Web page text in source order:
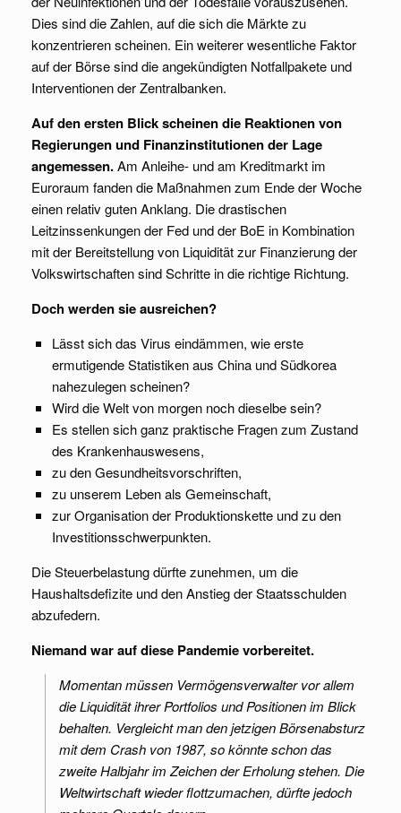
Dies sind die Zahlen, auf die sich die Märkte zu
konzentrieren scheinen. Ein weiterer wesentliche Faktor
auf der Börse sind die angekündigten Notfallpakete und
Interventionen der Zentralbanken.
Auf den ersten Blick scheinen die Reaktionen von
Regierungen und Finanzinstitutionen der Lage
angemessen.Am Anleihe- und am Kreditmarkt im
Euroraum fanden die Maßnahmen zum Ende der Woche
einen relativ guten Anklang. Die drastischen
Leitzinssenkungen der Fed und der BoE in Kombination
mit der Bereitstellung von Liquidität zur Finanzierung der
Volkswirtschaften sind Schritte in die richtige Richtung.
Doch werden sie ausreichen?
Lässt sich das Virus eindämmen, wie erste
ermutigende Statistiken aus China und Südkorea
nahezulegen scheinen?
Wird die Welt von morgen noch dieselbe sein?
Es stellen sich ganz praktische Fragen zum Zustand
des Krankenhauswesens,
zu den Gesundheitsvorschriften,
zu unserem Leben als Gemeinschaft,
zur Organisation der Produktionskette und zu den
Investitionsschwerpunkten.
Die Steuerbelastung dürfte zunehmen, um die
Haushaltsdefizite und den Anstieg der Staatsschulden
abzufedern.
Niemand war auf diese Pandemie vorbereitet.
Momentan müssen Vermögensverwalter vor allem
die Liquidität ihrer Portfolios und Positionen im Blick
behalten. Vergleicht man den jetzigen Börsenabsturz
mit dem Crash von 1987, so könnte schon das
zweite Halbjahr im Zeichen der Erholung stehen. Die
Weltwirtschaft wieder flottzumachen, dürfte jedoch